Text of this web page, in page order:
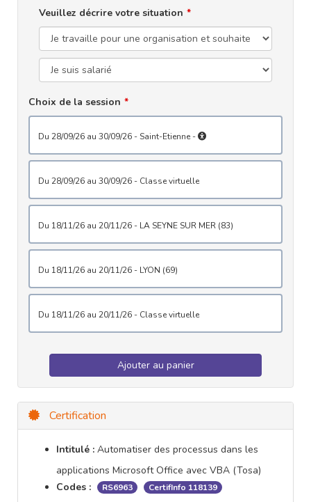
Veuillez décrire votre situation
Choix de la session
du 28/09/26 au 30/09/26 - Saint-Etienne -
du 28/09/26 au 30/09/26 - Classe virtuelle
du 18/11/26 au 20/11/26 - LA SEYNE SUR MER (83)
du 18/11/26 au 20/11/26 - LYON (69)
du 18/11/26 au 20/11/26 - Classe virtuelle
Ajouter au panier
Certification
Intitulé : Automatiser des processus dans les
applications Microsoft Office avec VBA (Tosa)
Codes :
RS6963 CertifInfo 118139